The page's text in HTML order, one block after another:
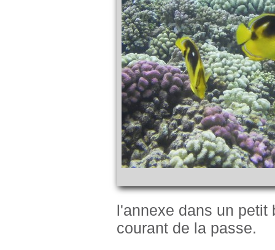
l'annexe dans un petit
courant de la passe.